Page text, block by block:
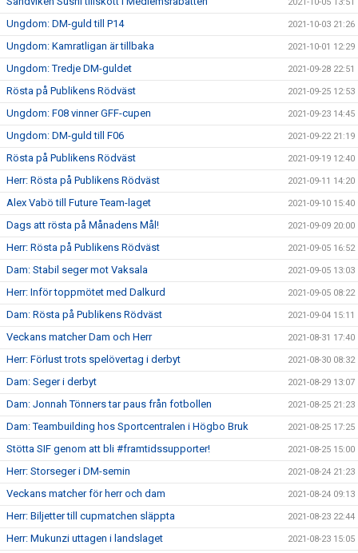
Ungdom: DM-guld till P14 2021-10-03 21:26
Ungdom: Kamratligan är tillbaka 2021-10-01 12:29
Ungdom: Tredje DM-guldet 2021-09-28 22:51
Rösta på Publikens Rödväst 2021-09-25 12:53
Ungdom: F08 vinner GFF-cupen 2021-09-23 14:45
Ungdom: DM-guld till F06 2021-09-22 21:19
Rösta på Publikens Rödväst 2021-09-19 12:40
Herr: Rösta på Publikens Rödväst 2021-09-11 14:20
Alex Vabö till Future Team-laget 2021-09-10 15:40
Dags att rösta på Månadens Mål! 2021-09-09 20:00
Herr: Rösta på Publikens Rödväst 2021-09-05 16:52
Dam: Stabil seger mot Vaksala 2021-09-05 13:03
Herr: Inför toppmötet med Dalkurd 2021-09-05 08:22
Dam: Rösta på Publikens Rödväst 2021-09-04 15:11
Veckans matcher Dam och Herr 2021-08-31 17:40
Herr: Förlust trots spelövertag i derbyt 2021-08-30 08:32
Dam: Seger i derbyt 2021-08-29 13:07
Dam: Jonnah Tönners tar paus från fotbollen 2021-08-25 21:23
Dam: Teambuilding hos Sportcentralen i Högbo Bruk 2021-08-25 17:25
Stötta SIF genom att bli #framtidssupporter! 2021-08-25 15:00
Herr: Storseger i DM-semin 2021-08-24 21:23
Veckans matcher för herr och dam 2021-08-24 09:13
Herr: Biljetter till cupmatchen släppta 2021-08-23 22:44
Herr: Mukunzi uttagen i landslaget 2021-08-23 15:05